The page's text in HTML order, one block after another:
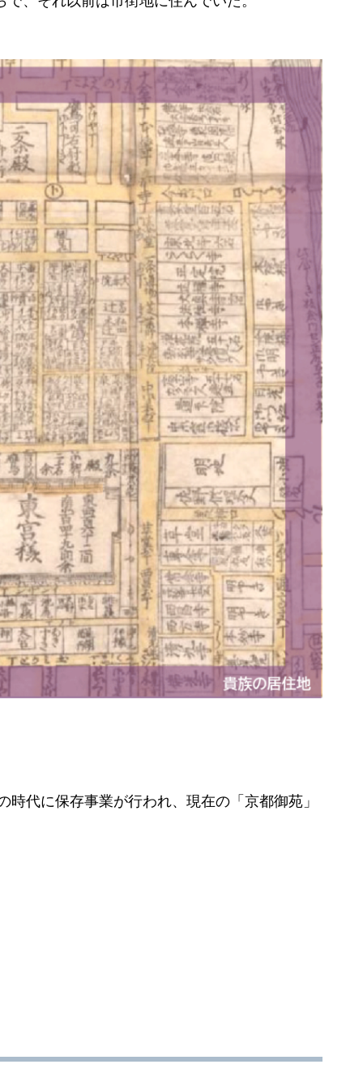
代に保存事業が行われ、現在の「京都御苑」